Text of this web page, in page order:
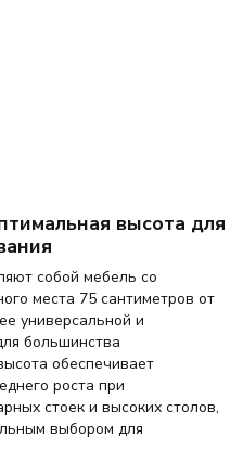
высота для
собой мебель со
места 75 сантиметров от
универсальной и
большинства
обеспечивает
роста при
стоек и высоких столов,
выбором для